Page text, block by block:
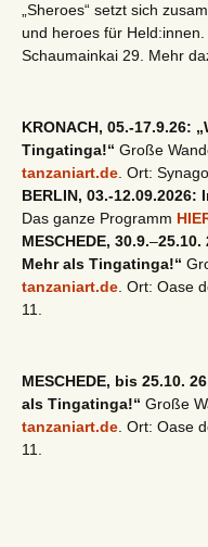
„Sheroes“ setzt sich
und heroes für
Schaumainkai 29. Mehr
KRONACH, 05.-17.9.26:
Tingatinga!“ Große
tanzaniart.de . Ort:
BERLIN, 03.-
Das ganze Programm
MESCHEDE, 30.9.–25.10.
Mehr als Tingatinga!“
tanzaniart.de . Ort: Oase
11.
MESCHEDE, bis 25.10.
als Tingatinga!“ Große
tanzaniart.de . Ort: Oase
11.